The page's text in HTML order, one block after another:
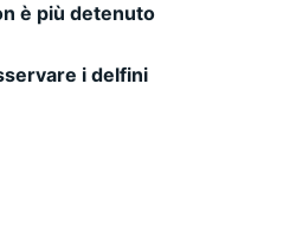
è più detenuto
i delfini